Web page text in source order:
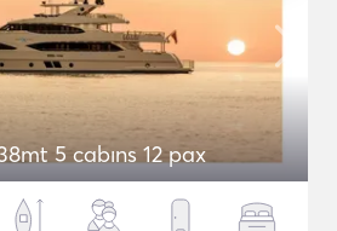
5 cabıns 12 pax